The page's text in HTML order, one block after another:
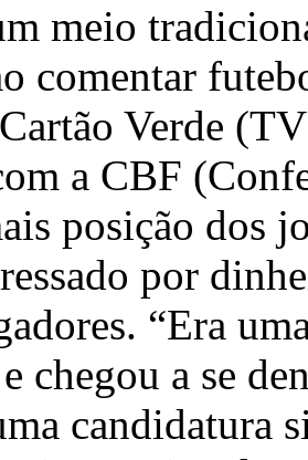
meio
comentar
Verde
a CBF
posição dos
por
“Era
chegou a se
candidatura